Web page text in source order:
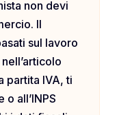
non devi
Il
sul lavoro
partita IVA, ti
all’INPS